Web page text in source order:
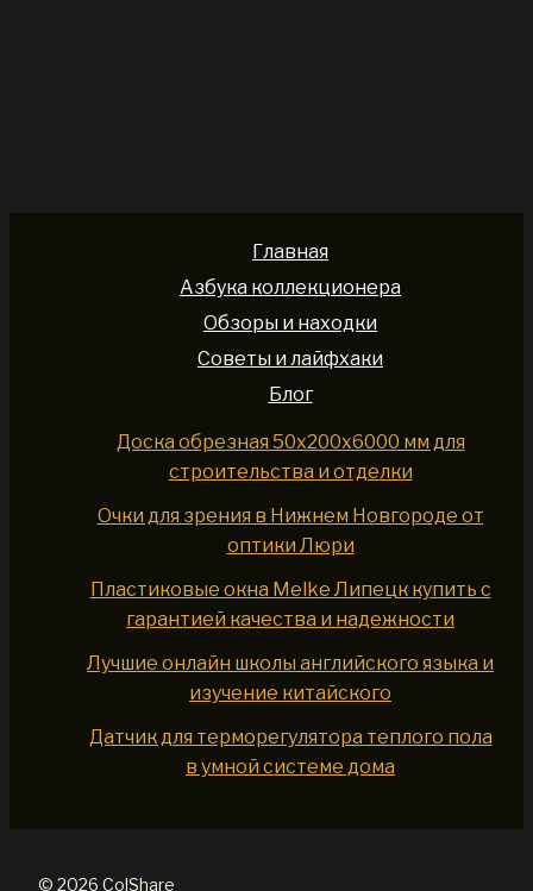
Главная
Азбука коллекционера
Обзоры и находки
Советы и лайфхаки
Блог
Доска обрезная 50x200x6000 мм для
строительства и отделки
Очки для зрения в Нижнем Новгороде от
оптики Люри
Пластиковые окна Melke Липецк купить с
гарантией качества и надежности
Лучшие онлайн школы английского языка и
изучение китайского
Датчик для терморегулятора теплого пола
в умной системе дома
© 2026 ColShare